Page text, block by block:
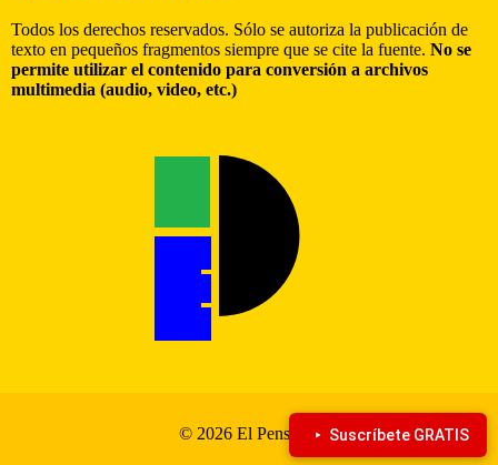
Todos los derechos reservados. Sólo se autoriza la publicación de
texto en pequeños fragmentos siempre que se cite la fuente. No se
permite utilizar el contenido para conversión a archivos
multimedia (audio, video, etc.)
© 2026 El Pensante Suscríbete GRATIS